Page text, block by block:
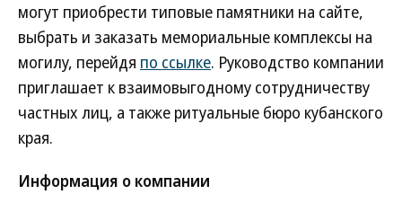
могут приобрести типовые памятники на сайте,
выбрать и заказать мемориальные комплексы на
могилу, перейдя по ссылке. Руководство компании
приглашает к взаимовыгодному сотрудничеству
частных лиц, а также ритуальные бюро кубанского
края.
Информация о компании